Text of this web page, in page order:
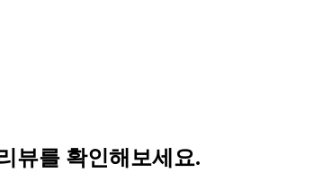
뷰를 확인해보세요.